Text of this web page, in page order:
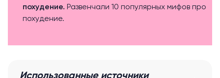
похудение. Развенчали 10 популярных мифов про
похудение.
Использованные источники